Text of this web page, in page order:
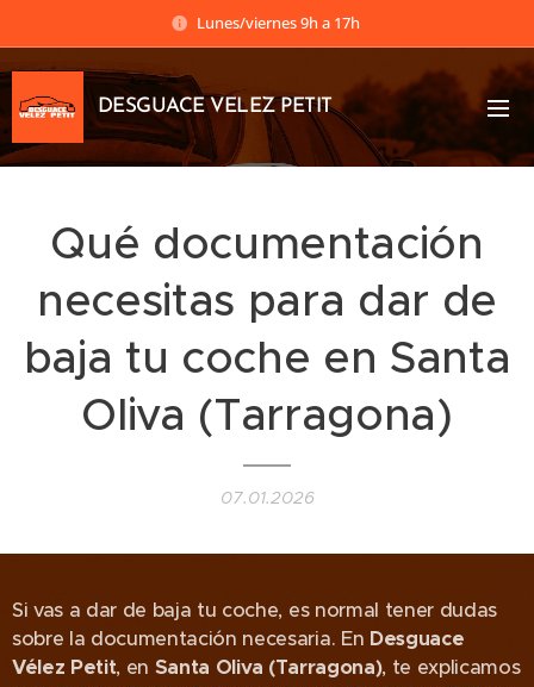
Lunes/viernes 9h a 17h
DESGUACE VELEZ PETIT
Qué documentación
necesitas para dar de
baja tu coche en Santa
Oliva (Tarragona)
07.01.2026
Si vas a dar de baja tu coche, es normal tener dudas
sobre la documentación necesaria. En Desguace
Vélez Petit, en Santa Oliva (Tarragona), te explicamos